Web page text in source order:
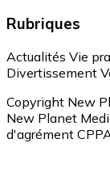
Rubriques
Actualités Vie
Divertissement
Copyright New
New Planet
d'agrément